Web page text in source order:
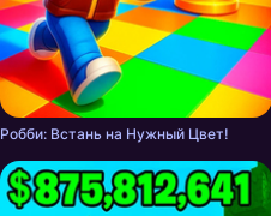
Робби: Встань на Нужный Цвет!